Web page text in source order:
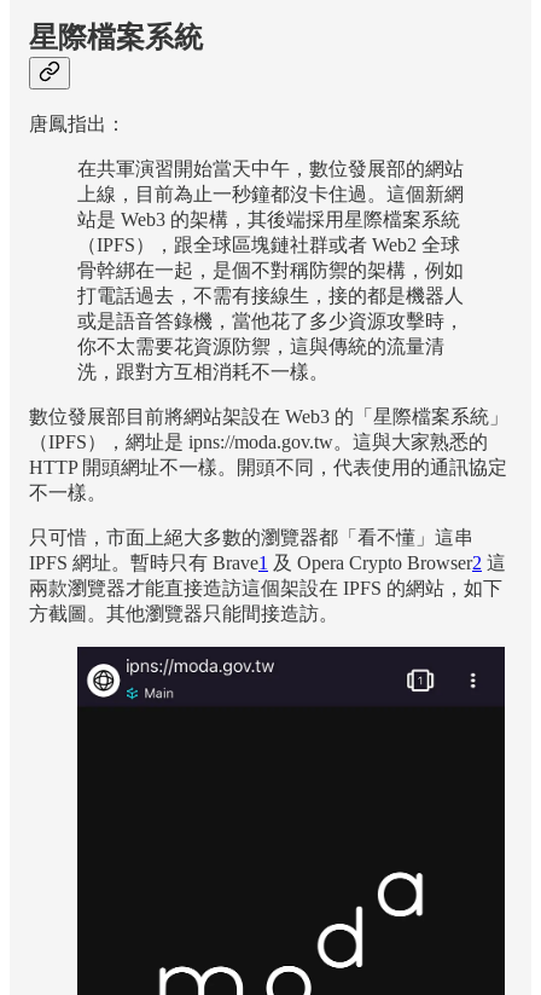
星際檔案系統
唐鳳指出：
在共軍演習開始當天中午，數位發展部的網站
上線，目前為止一秒鐘都沒卡住過。這個新網
站是 Web3 的架構，其後端採用星際檔案系統
（IPFS），跟全球區塊鏈社群或者 Web2 全球
骨幹綁在一起，是個不對稱防禦的架構，例如
打電話過去，不需有接線生，接的都是機器人
或是語音答錄機，當他花了多少資源攻擊時，
你不太需要花資源防禦，這與傳統的流量清
洗，跟對方互相消耗不一樣。
數位發展部目前將網站架設在 Web3 的「星際檔案系統」
（IPFS），網址是 ipns://moda.gov.tw。這與大家熟悉的
HTTP 開頭網址不一樣。開頭不同，代表使用的通訊協定
不一樣。
只可惜，市面上絕大多數的瀏覽器都「看不懂」這串
IPFS 網址。暫時只有 Brave1 及 Opera Crypto Browser2 這
兩款瀏覽器才能直接造訪這個架設在 IPFS 的網站，如下
方截圖。其他瀏覽器只能間接造訪。